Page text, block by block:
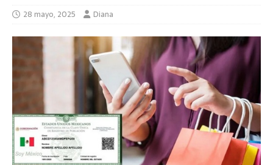
28 mayo, 2025 Diana